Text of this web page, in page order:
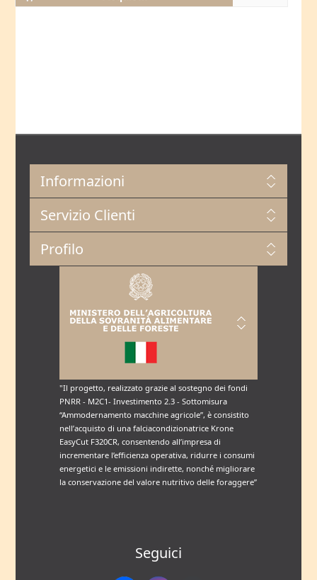
Informazioni
Servizio Clienti
Profilo
"Il progetto, realizzato grazie al sostegno dei fondi
PNRR - M2C1- Investimento 2.3 - Sottomisura
“Ammodernamento macchine agricole”, è consistito
nell’acquisto di una falciacondizionatrice Krone
EasyCut F320CR, consentendo all’impresa di
incrementare l’efficienza operativa, ridurre i consumi
energetici e le emissioni indirette, nonché migliorare
la conservazione del valore nutritivo delle foraggere”
Seguici